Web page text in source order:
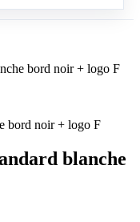
bord noir + logo F
blanche